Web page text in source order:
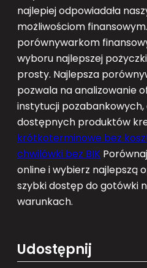
najlepiej odpowiadała
możliwościom
porównywarkom
wyboru najlepszej
prosty. Najlepsza
pozwala na analizowanie
instytucji pozabankowych,
dostępnych produktów
krótkoterminowe bez
chwilówki bez BIK
online i wybierz najlepszą
szybki dostęp do gotówki
warunkach.
Udostępnij